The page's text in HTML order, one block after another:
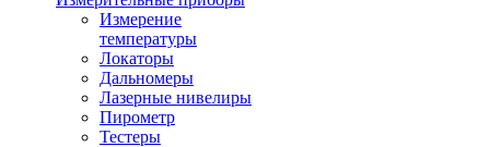
Измерение
температуры
Локаторы
Дальномеры
Лазерные нивелиры
Пирометр
Тестеры